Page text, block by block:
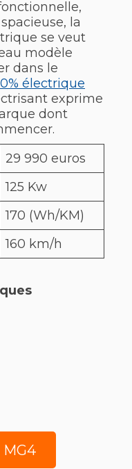
la
se veut
modèle
dans le
électrique
exprime
dont
29 990 euros
125 Kw
170 (Wh/KM)
160 km/h
MG4